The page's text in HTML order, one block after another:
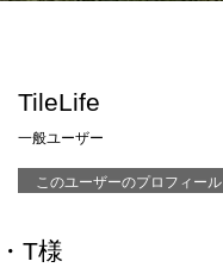
TileLife
一般ユーザー
このユーザーのプロフィール
T様